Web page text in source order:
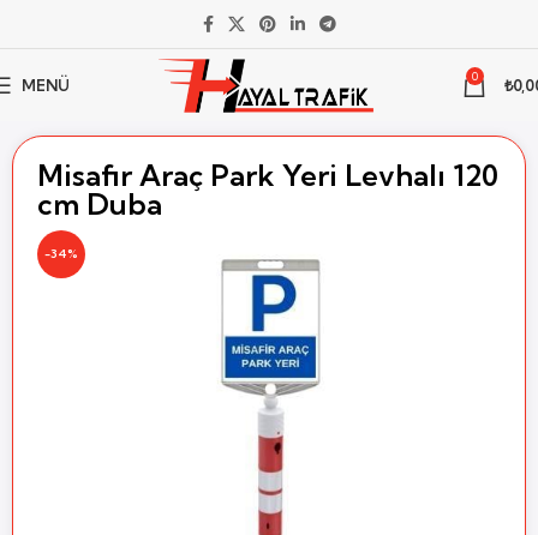
MENÜ 0 ₺
Trafik Levhası Levhalı Setler Levhalı Duba Setleri
Misafir Araç Park Yeri Levhalı 120
cm Duba
-34%